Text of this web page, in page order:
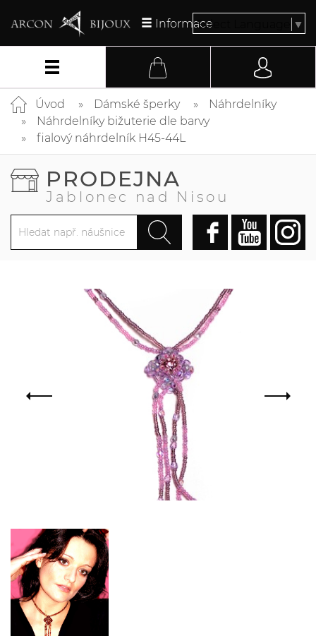
InformaceSelect Language ▼
Úvod Dámské šperky
Náhrdelníky
Náhrdelníky bižuterie dle barvy
fialový náhrdelník H45-44L
PRODEJNA
Jablonec nad Nisou